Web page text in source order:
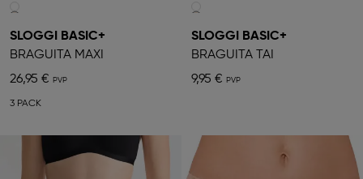
SLOGGI BASIC+
BRAGUITA MAXI
26,95 €
3 PACK
SLOGGI BASIC+
BRAGUITA TAI
9,95 €